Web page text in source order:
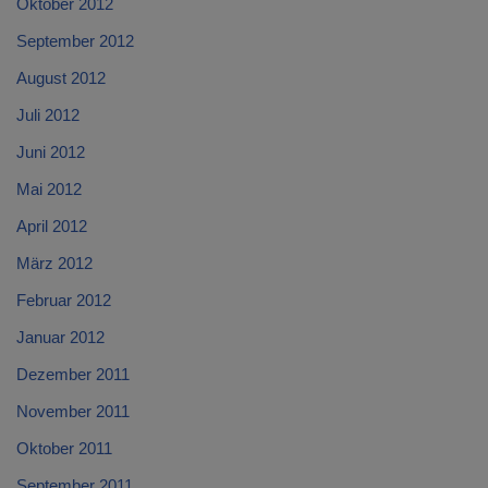
Oktober 2012
September 2012
August 2012
Juli 2012
Juni 2012
Mai 2012
April 2012
März 2012
Februar 2012
Januar 2012
Dezember 2011
November 2011
Oktober 2011